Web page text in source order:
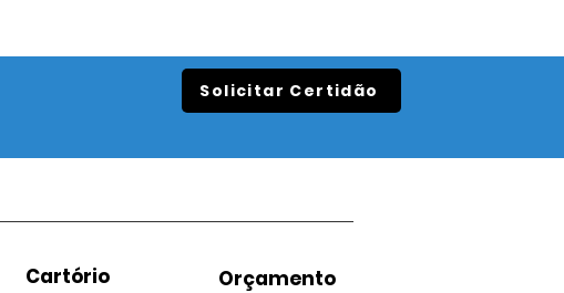
Solicitar Certidão
Cartório Orçamento